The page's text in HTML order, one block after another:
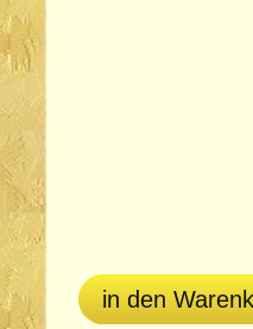
in den